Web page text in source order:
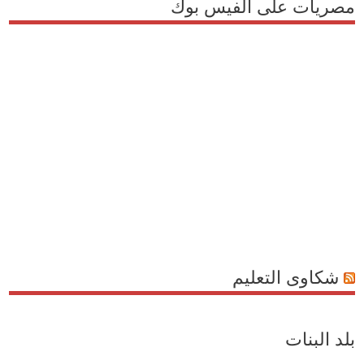
مصريات على الفيس بوك
شكاوى التعليم
بلد البنات